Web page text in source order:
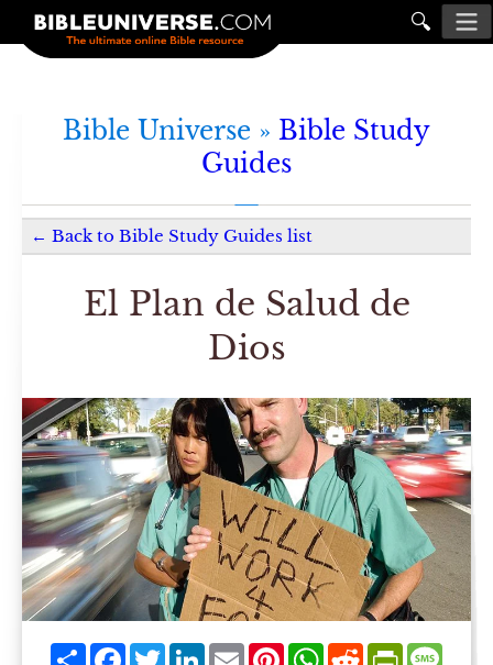
🔍
Bible Universe » Bible Study
Guides
← Back to Bible Study Guides list
El Plan de Salud de
Dios
ShareFacebookTwitterLinkedIn
EmailPinterestWhatsApp
Reddit